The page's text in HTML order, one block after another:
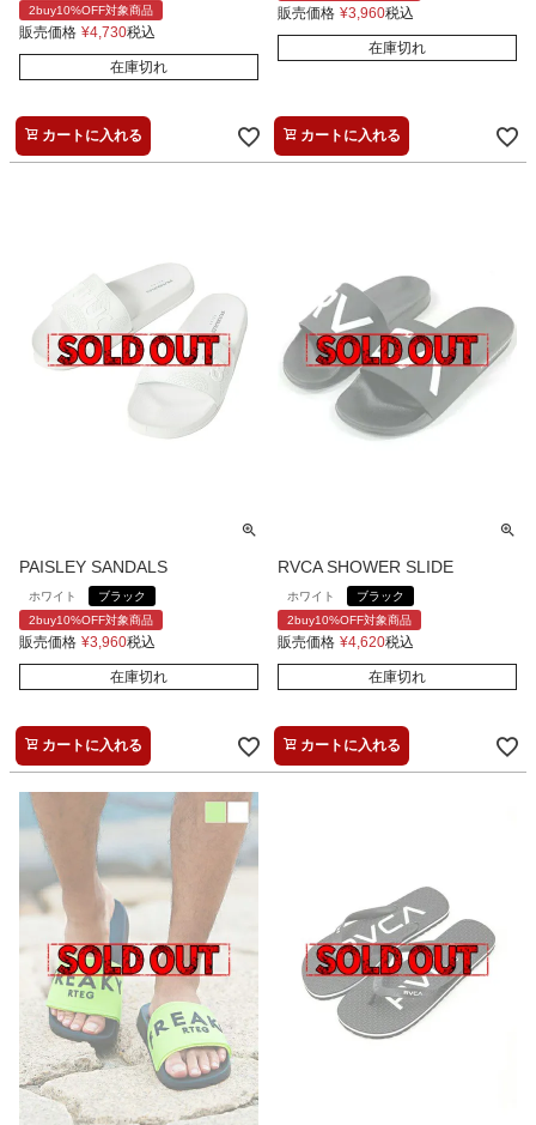
2buy10%OFF対象商品
販売価格 ¥4,730税込
在庫切れ
カートに入れる
販売価格 ¥3,960税込
在庫切れ
カートに入れる
PAISLEY SANDALS
ホワイト
ブラック
2buy10%OFF対象商品
販売価格 ¥3,960税込
在庫切れ
カートに入れる
RVCA SHOWER SLIDE
ホワイト
ブラック
2buy10%OFF対象商品
販売価格 ¥4,620税込
在庫切れ
カートに入れる